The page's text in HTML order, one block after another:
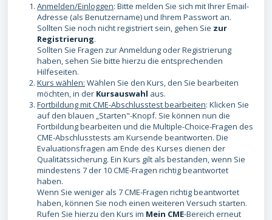
Anmelden/Einloggen: Bitte melden Sie sich mit Ihrer Email-
Adresse (als Benutzername) und Ihrem Passwort an.
Sollten Sie noch nicht registriert sein, gehen Sie zur
Registrierung.
Sollten Sie Fragen zur Anmeldung oder Registrierung
haben, sehen Sie bitte hierzu die entsprechenden
Hilfeseiten.
Kurs wählen: Wählen Sie den Kurs, den Sie bearbeiten
möchten, in der Kursauswahl aus.
Fortbildung mit CME-Abschlusstest bearbeiten: Klicken Sie
auf den blauen „Starten"-Knopf. Sie können nun die
Fortbildung bearbeiten und die Multiple-Choice-Fragen des
CME-Abschlusstests am Kursende beantworten. Die
Evaluationsfragen am Ende des Kurses dienen der
Qualitätssicherung. Ein Kurs gilt als bestanden, wenn Sie
mindestens 7 der 10 CME-Fragen richtig beantwortet
haben.
Wenn Sie weniger als 7 CME-Fragen richtig beantwortet
haben, können Sie noch einen weiteren Versuch starten.
Rufen Sie hierzu den Kurs im Mein CME-Bereich erneut